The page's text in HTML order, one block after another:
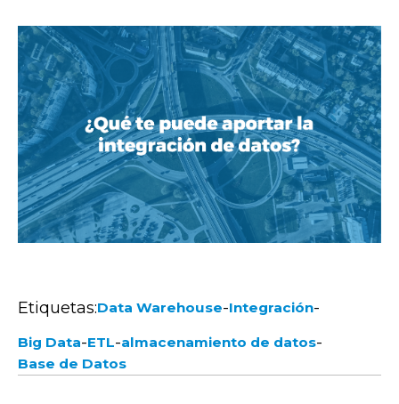
Etiquetas:Data Warehouse-Integración-
Big Data-ETL-almacenamiento de datos-
Base de Datos